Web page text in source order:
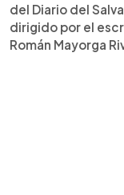
del Diario del
dirigido por el
Román Mayorga